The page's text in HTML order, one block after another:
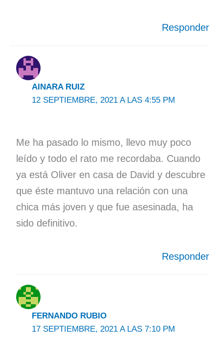
Responder
AINARA RUIZ
12 SEPTIEMBRE, 2021 A LAS 4:55 PM
Me ha pasado lo mismo, llevo muy poco
leído y todo el rato me recordaba. Cuando
ya está Oliver en casa de David y descubre
que éste mantuvo una relación con una
chica más joven y que fue asesinada, ha
sido definitivo.
Responder
FERNANDO RUBIO
17 SEPTIEMBRE, 2021 A LAS 7:10 PM